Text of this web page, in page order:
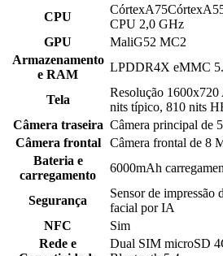
CPU
CPU 2,0 GHz
GPU
MaliG52 MC2
Armazenamento
e RAM
LPDDR4X eMMC
Tela
Resolução
nits típico, 810 nits
Câmera traseira Câmera principal de
Câmera frontal
Câmera frontal de 8
Bateria e
carregamento
6000mAh
Segurança
Sensor de
facial por IA
NFC
Sim
Rede e
Dual SIM microSD